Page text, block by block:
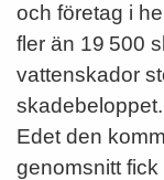
och företag i
fler än 19 500
vattenskador
Edet den
genomsnitt